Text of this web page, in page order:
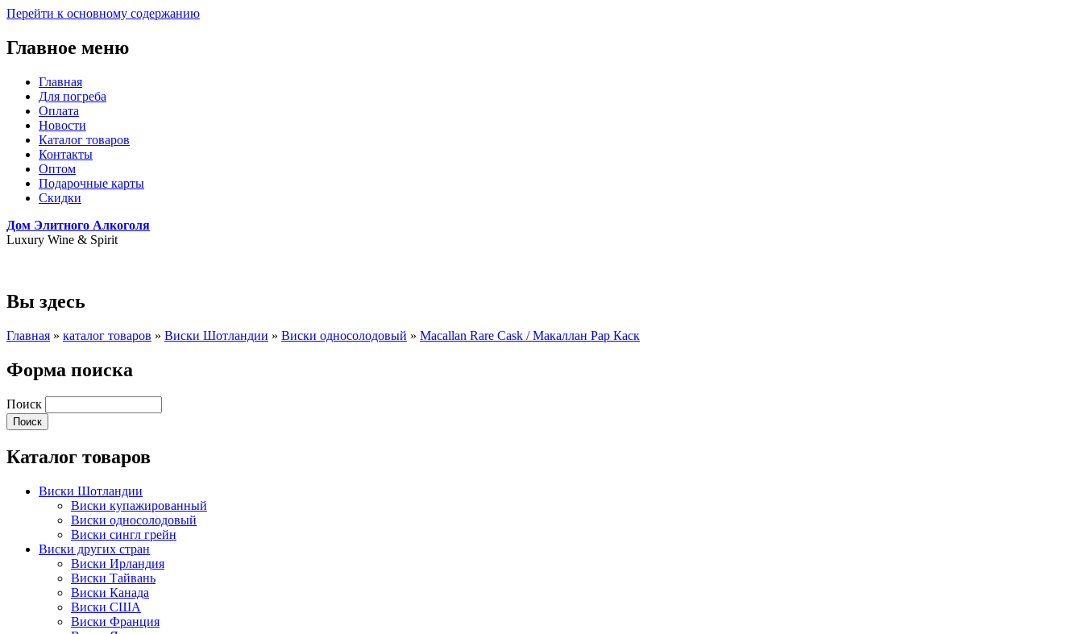
Перейти к основному содержанию
Главное меню
Главная
Для погреба
Оплата
Новости
Каталог товаров
Контакты
Оптом
Подарочные карты
Скидки
Дом Элитного Алкоголя
Luxury Wine & Spirit
Вы здесь
Главная » каталог товаров » Виски Шотландии » Виски односолодовый » Macallan Rare Cask / Макаллан Рар Каск
Форма поиска
Поиск
Каталог товаров
Виски Шотландии
Виски купажированный
Виски односолодовый
Виски сингл грейн
Виски других стран
Виски Ирландия
Виски Тайвань
Виски Канада
Виски США
Виски Франция